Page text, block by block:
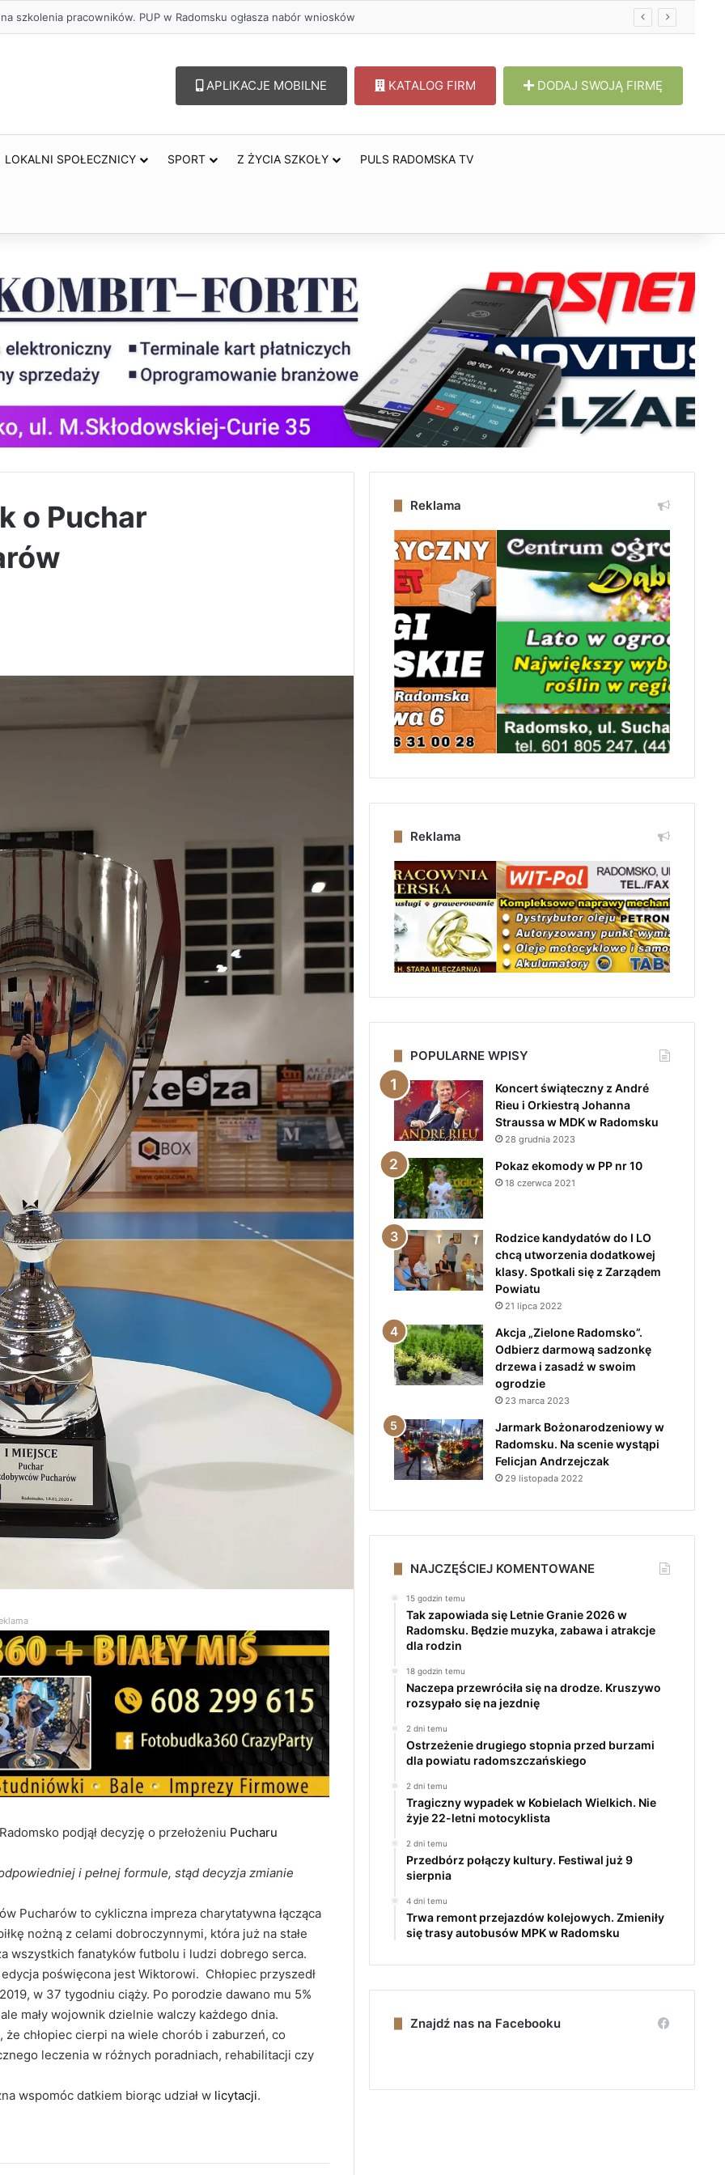
– lepszy wybór. Radomsko włącza się w Miesiąc Trzeźwości
APLIKACJE MOBILNE KATALOG FIRM DODAJ SWOJĄ FIRMĘ
LOKALNI SPOŁECZNICY SPORT Z ŻYCIA SZKOŁY PULS RADOMSKA TV
o Puchar
podjął decyzję o przełożeniu Pucharu
i pełnej formule, stąd decyzja zmianie
Pucharów to cykliczna impreza charytatywna łącząca
nożną z celami dobroczynnymi, która już na stałe
wszystkich fanatyków futbolu i ludzi dobrego serca.
poświęcona jest Wiktorowi. Chłopiec przyszedł
w 37 tygodniu ciąży. Po porodzie dawano mu 5%
mały wojownik dzielnie walczy każdego dnia.
że chłopiec cierpi na wiele chorób i zaburzeń, co
leczenia w różnych poradniach, rehabilitacji czy
wspomóc datkiem biorąc udział w licytacji.
Reklama
Reklama
POPULARNE WPISY
Koncert świąteczny z André
Rieu i Orkiestrą Johanna
Straussa w MDK w Radomsku
28 grudnia 2023
Pokaz ekomody w PP nr 10
18 czerwca 2021
Rodzice kandydatów do I LO
chcą utworzenia dodatkowej
klasy. Spotkali się z Zarządem
Powiatu
21 lipca 2022
Akcja „Zielone Radomsko”.
Odbierz darmową sadzonkę
drzewa i zasadź w swoim
ogrodzie
23 marca 2023
Jarmark Bożonarodzeniowy w
Radomsku. Na scenie wystąpi
Felicjan Andrzejczak
29 listopada 2022
NAJCZĘŚCIEJ KOMENTOWANE
15 godzin temu
Tak zapowiada się Letnie Granie 2026 w
Radomsku. Będzie muzyka, zabawa i atrakcje
dla rodzin
18 godzin temu
Naczepa przewróciła się na drodze. Kruszywo
rozsypało się na jezdnię
2 dni temu
Ostrzeżenie drugiego stopnia przed burzami
dla powiatu radomszczańskiego
2 dni temu
Tragiczny wypadek w Kobielach Wielkich. Nie
żyje 22-letni motocyklista
2 dni temu
Przedbórz połączy kultury. Festiwal już 9
sierpnia
4 dni temu
Trwa remont przejazdów kolejowych. Zmieniły
się trasy autobusów MPK w Radomsku
Znajdź nas na Facebooku